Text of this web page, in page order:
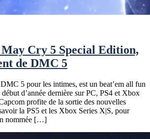
Cry 5 Special Edition,
de DMC 5
5 pour les intimes, est un beat’em all fun
d’année dernière sur PC, PS4 et Xbox
profite de la sortie des nouvelles
la PS5 et les Xbox Series X|S, pour
nommée […]